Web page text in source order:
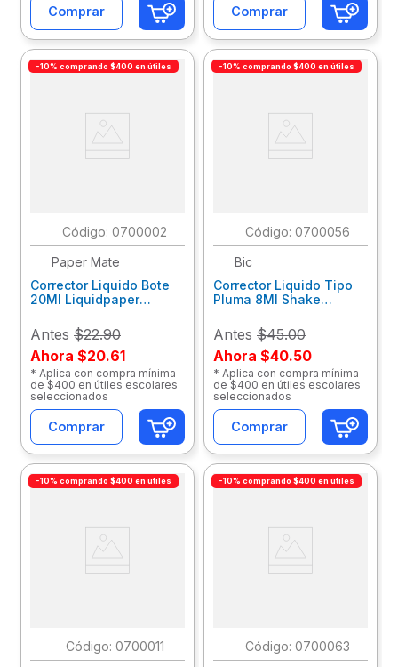
Comprar Comprar
-10% comprando $400 en útiles
: 0700002
Paper Mate
Corrector Liquido Bote
20Ml Liquidpaper
Antes $22.90
Ahora $20.61
* Aplica con compra mínima
de $400 en útiles escolares
seleccionados
Comprar
-10% comprando $400 en útiles
: 0700056
Bic
Corrector Liquido Tipo
Pluma 8Ml Shake
070330506947
Antes $45.00
Ahora $40.50
* Aplica con compra mínima
de $400 en útiles escolares
seleccionados
Comprar
-10% comprando $400 en útiles
: 0700011
-10% comprando $400 en útiles
: 0700063